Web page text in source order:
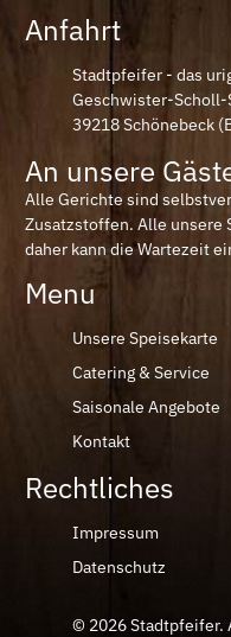
Anfahrt
Stadtpfeifer - das
Geschwister-Scholl-
39218 Schönebeck
An unsere
Alle Gerichte sind
Zusatzstoffen. Alle unsere
daher kann die Wartezeit
Menu
Unsere Speisekarte
Catering & Service
Saisonale Angebote
Kontakt
Rechtliches
Impressum
Datenschutz
© 2026 Stadtpfeifer.